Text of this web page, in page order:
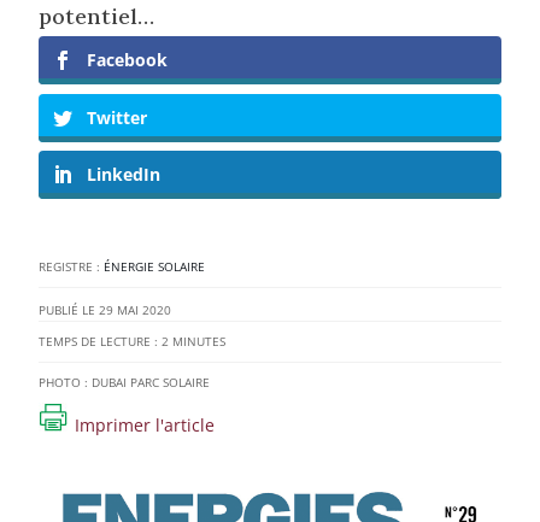
29 MAI 2020
TEMPS DE LECTURE : 2 MINUTES
PHOTO : DUBAI PARC SOLAIRE
Imprimer l'article
potentiel…
Facebook
Twitter
LinkedIn
REGISTRE : ÉNERGIE SOLAIRE